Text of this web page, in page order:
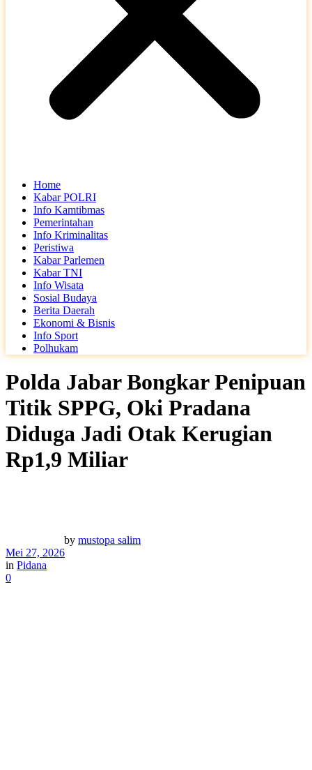
Home
Kabar POLRI
Info Kamtibmas
Pemerintahan
Info Kriminalitas
Peristiwa
Kabar Parlemen
Kabar TNI
Info Wisata
Sosial Budaya
Berita Daerah
Ekonomi & Bisnis
Info Sport
Polhukam
Polda Jabar Bongkar Penipuan
Titik SPPG, Oki Pradana
Diduga Jadi Otak Kerugian
Rp1,9 Miliar
by mustopa salim
Mei 27, 2026
in Pidana
0